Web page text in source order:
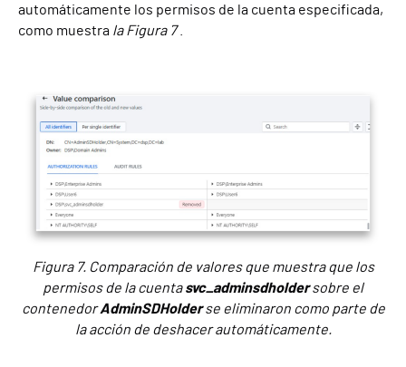
automáticamente los permisos de la cuenta especificada,
como muestra la Figura 7
Figura 7. Comparación de valores que muestra que los
permisos de la cuentasvc_adminsdholdersobre el
contenedorAdminSDHolderse eliminaron como parte de
la acción de deshacer automáticamente.